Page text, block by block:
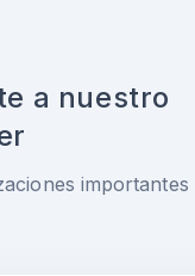
a nuestro